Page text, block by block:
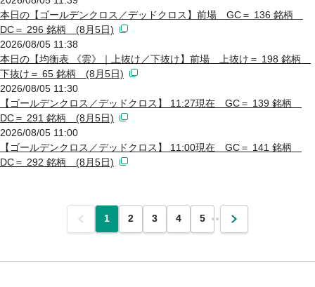
本日の【ゴールデンクロス／デッドクロス】前場 GC＝ 136 銘柄
DC＝ 296 銘柄 (8月5日)
2026/08/05 11:38
本日の【均衡表 《雲》｜上抜け／下抜け】前場 上抜け＝ 198 銘柄
下抜け＝ 65 銘柄 (8月5日)
2026/08/05 11:30
【ゴールデンクロス／デッドクロス】 11:27現在 GC＝ 139 銘柄
DC＝ 291 銘柄 (8月5日)
2026/08/05 11:00
【ゴールデンクロス／デッドクロス】 11:00現在 GC＝ 141 銘柄
DC＝ 292 銘柄 (8月5日)
前 1 2 3 4 5 … 次